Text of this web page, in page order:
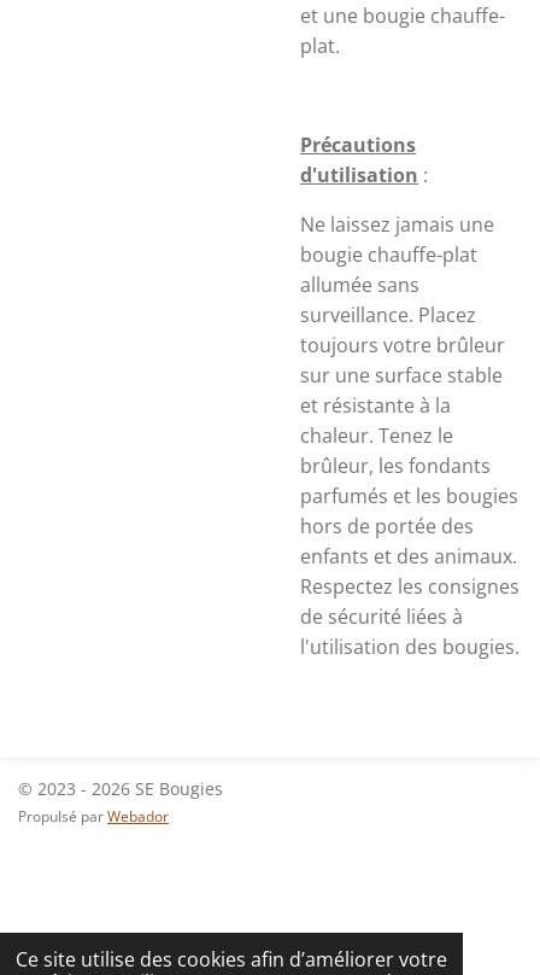
Ce site utilise des cookies afin d’améliorer votre
et une bougie chauffe-
plat.
Précautions
d'utilisation :
Ne laissez jamais une
bougie chauffe-plat
allumée sans
surveillance. Placez
toujours votre brûleur
sur une surface stable
et résistante à la
chaleur. Tenez le
brûleur, les fondants
parfumés et les bougies
hors de portée des
enfants et des animaux.
Respectez les consignes
de sécurité liées à
l'utilisation des bougies.
© 2023 - 2026 SE Bougies
Propulsé par Webador